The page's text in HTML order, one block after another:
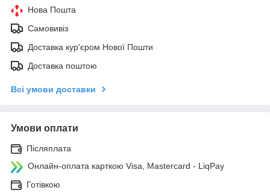
Нова Пошта
Самовивіз
Доставка кур'єром Нової Пошти
Доставка поштою
Всі умови доставки
Умови оплати
Післяплата
Онлайн-оплата карткою Visa, Mastercard - LiqPay
Готівкою